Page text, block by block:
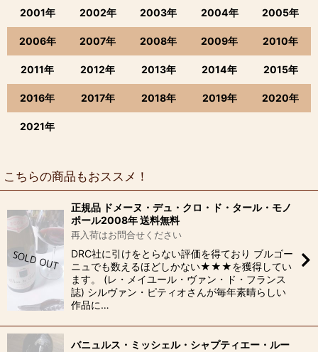
2001年 2002年 2003年 2004年 2005年
2006年 2007年 2008年 2009年 2010年
2011年 2012年 2013年 2014年 2015年
2016年 2017年 2018年 2019年 2020年
2021年
こちらの商品もおススメ！
正規品 ドメーヌ・デュ・クロ・ド・タール・モノ
ポール2008年 送料無料
再入荷はお問合せください
DRC社に引けをとらない評価を得ており ブルゴー
ニュでも数えるほどしかない★★★を獲得してい
ます。 (レ・メイユール・ヴァン・ド・フランス
誌) シルヴァン・ピティオさんが毎年素晴らしい
作品に…
バニュルス・ミッシェル・シャプティエー・ルー